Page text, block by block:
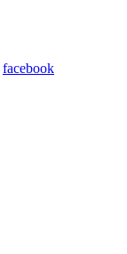
facebook